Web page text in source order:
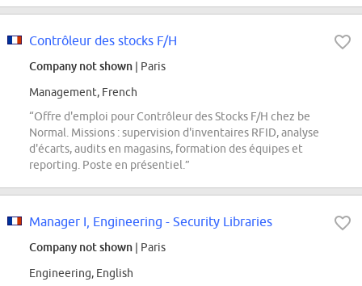
Contrôleur des stocks F/H
Company not shown | Paris
Management, French
“Offre d'emploi pour Contrôleur des Stocks F/H chez be
Normal. Missions : supervision d'inventaires RFID, analyse
d'écarts, audits en magasins, formation des équipes et
reporting. Poste en présentiel.”
Manager I, Engineering - Security Libraries
Company not shown | Paris
Engineering, English